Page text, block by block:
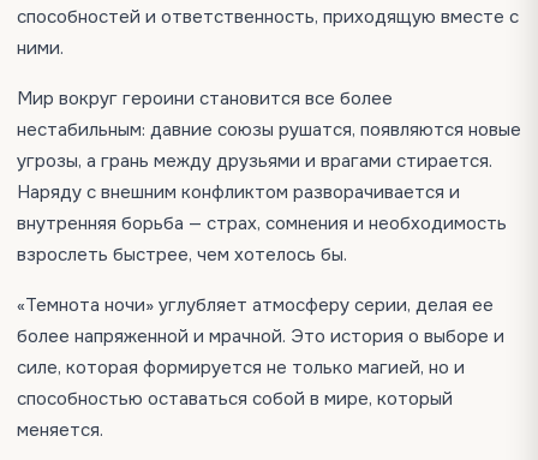
способностей и ответственность, приходящую вместе с
ними.
Мир вокруг героини становится все более
нестабильным: давние союзы рушатся, появляются новые
угрозы, а грань между друзьями и врагами стирается.
Наряду с внешним конфликтом разворачивается и
внутренняя борьба — страх, сомнения и необходимость
взрослеть быстрее, чем хотелось бы.
«Темнота ночи» углубляет атмосферу серии, делая ее
более напряженной и мрачной. Это история о выборе и
силе, которая формируется не только магией, но и
способностью оставаться собой в мире, который
меняется.